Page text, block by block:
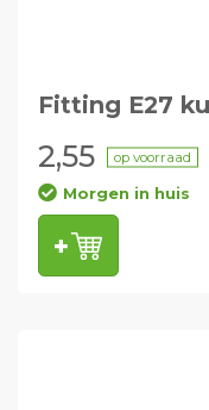
Fitting E27
2,55 op voorraad
Morgen in huis